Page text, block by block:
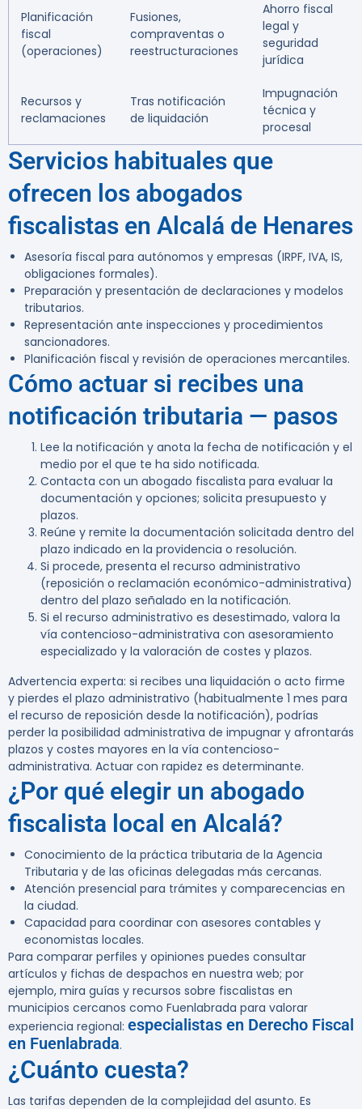
Planificación
fiscal
(operaciones)
Fusiones,
compraventas o
reestructuraciones
Ahorro fiscal
legal y
seguridad
jurídica
Recursos y
reclamaciones
Tras notificación
de liquidación
Impugnación
técnica y
procesal
Servicios habituales que
ofrecen los abogados
fiscalistas en Alcalá de Henares
Asesoría fiscal para autónomos y empresas (IRPF, IVA, IS,
obligaciones formales).
Preparación y presentación de declaraciones y modelos
tributarios.
Representación ante inspecciones y procedimientos
sancionadores.
Planificación fiscal y revisión de operaciones mercantiles.
Cómo actuar si recibes una
notificación tributaria — pasos
Lee la notificación y anota la fecha de notificación y el
medio por el que te ha sido notificada.
Contacta con un abogado fiscalista para evaluar la
documentación y opciones; solicita presupuesto y
plazos.
Reúne y remite la documentación solicitada dentro del
plazo indicado en la providencia o resolución.
Si procede, presenta el recurso administrativo
(reposición o reclamación económico-administrativa)
dentro del plazo señalado en la notificación.
Si el recurso administrativo es desestimado, valora la
vía contencioso-administrativa con asesoramiento
especializado y la valoración de costes y plazos.
Advertencia experta: si recibes una liquidación o acto firme
y pierdes el plazo administrativo (habitualmente 1 mes para
el recurso de reposición desde la notificación), podrías
perder la posibilidad administrativa de impugnar y afrontarás
plazos y costes mayores en la vía contencioso-
administrativa. Actuar con rapidez es determinante.
¿Por qué elegir un abogado
fiscalista local en Alcalá?
Conocimiento de la práctica tributaria de la Agencia
Tributaria y de las oficinas delegadas más cercanas.
Atención presencial para trámites y comparecencias en
la ciudad.
Capacidad para coordinar con asesores contables y
economistas locales.
Para comparar perfiles y opiniones puedes consultar
artículos y fichas de despachos en nuestra web; por
ejemplo, mira guías y recursos sobre fiscalistas en
municipios cercanos como Fuenlabrada para valorar
experiencia regional: especialistas en Derecho Fiscal
en Fuenlabrada.
¿Cuánto cuesta?
Las tarifas dependen de la complejidad del asunto. Es